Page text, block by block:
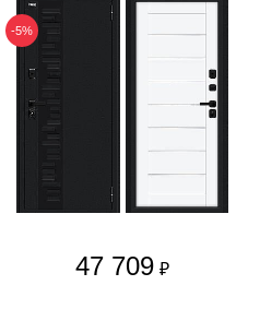
-5%
47 709 ₽